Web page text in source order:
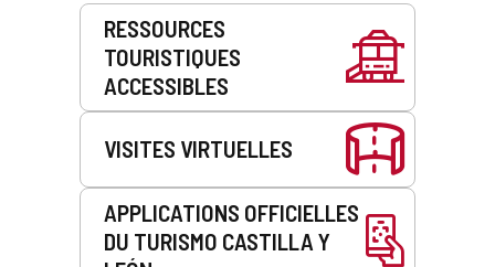
Prestations
RESSOURCES
TOURISTIQUES
ACCESSIBLES
VISITES VIRTUELLES
APPLICATIONS OFFICIELLES
DU TURISMO CASTILLA Y